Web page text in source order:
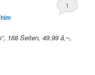
1
168 Seiten, 49,99 â‚¬,